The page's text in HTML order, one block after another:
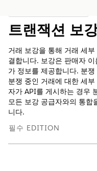
트랜잭션 보
거래 보강을 통해 거래 세
결합니다. 보강은 판매자
가 정보를 제공합니다. 분
분쟁 중인 거래에 대한 세
자가 API를 게시하는 경우
모든 보강 공급자와의 통합
니다.
필수 EDITION